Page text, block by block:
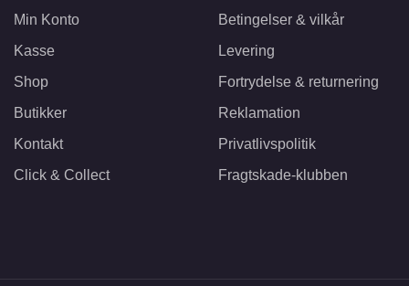
Min Konto
Kasse
Shop
Butikker
Kontakt
Click & Collect
Betingelser & vilkår
Levering
Fortrydelse & returnering
Reklamation
Privatlivspolitik
Fragtskade-klubben